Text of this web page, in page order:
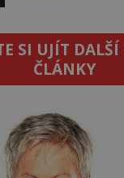
SI UJÍT
ČLÁNKY